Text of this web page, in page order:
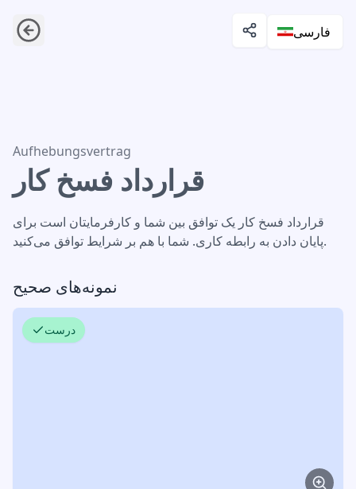
فارسی
قرارداد فسخ کار
Aufhebungsvertrag
قرارداد فسخ کار
قرارداد فسخ کار یک توافق بین شما و کارفرمایتان است برای
پایان دادن به رابطه کاری. شما با هم بر شرایط توافق می‌کنید.
نمونه‌های صحیح
درست